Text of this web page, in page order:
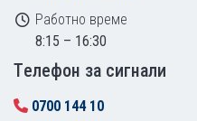
Работно време
8:15 – 16:30
Tелефон за сигнали
0700 144 10